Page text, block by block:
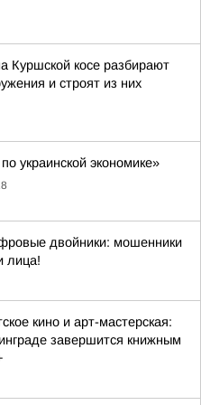
Куршской косе разбирают
и строят из них
украинской экономике»
двойники: мошенники
лица!
кино и арт-мастерская:
завершится книжным